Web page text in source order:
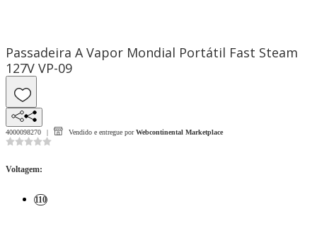
Passadeira A Vapor Mondial Portátil Fast Steam
127V VP-09
4000098270 Vendido e entregue por Webcontinental Marketplace
Voltagem:
110